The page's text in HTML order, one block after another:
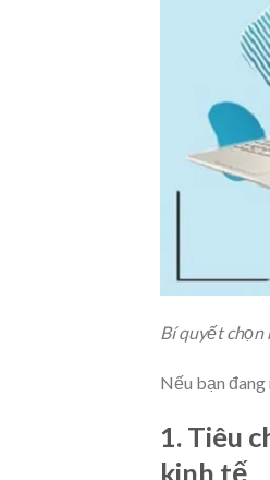
Bí quyết chọn
Nếu bạn đang
1. Tiêu
kinh tế